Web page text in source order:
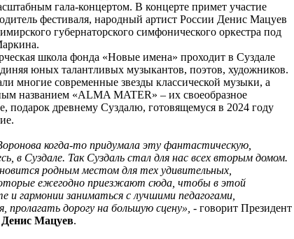
гала-концертом. В концерте примет участие
фестиваля, народный артист России Денис Мацуев
губернаторского симфонического оркестра под
школа фонда «Новые имена» проходит в Суздале
юных талантливых музыкантов, поэтов, художников.
многие современные звезды классической музыки, а
названием «ALMA MATER» – их своеобразное
подарок древнему Суздалю, готовящемуся в 2024 году
когда-то придумала эту фантастическую,
в Суздале. Так Суздаль стал для нас всех вторым домом.
родным местом для тех удивительных,
ежегодно приезжают сюда, чтобы в этой
и гармонии заниматься с лучшими педагогами,
пролагать дорогу на большую сцену», - говорит Президент
Денис Мацуев.